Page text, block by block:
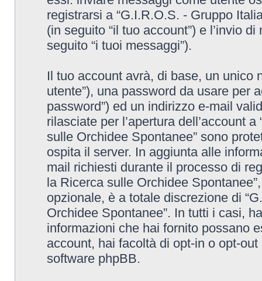
registrarsi a “G.I.R.O.S. - Gruppo
(in seguito “il tuo account”) e l’invio
seguito “i tuoi messaggi”).
Il tuo account avrà, di base, un unico
utente”), una password da usare per
password”) ed un indirizzo e-mail
rilasciate per l’apertura dell’account
sulle Orchidee Spontanee” sono
ospita il server. In aggiunta alle
mail richiesti durante il processo di
la Ricerca sulle Orchidee
opzionale, è a totale discrezione di
Orchidee Spontanee”. In tutti i casi,
informazioni che hai fornito possano
account, hai facoltà di opt-in o opt-
software phpBB.